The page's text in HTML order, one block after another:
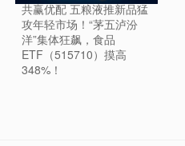
共赢优配 五粮液推新品猛
攻年轻市场！“茅五泸汾
洋”集体狂飙，食品
ETF（515710）摸高
348%！